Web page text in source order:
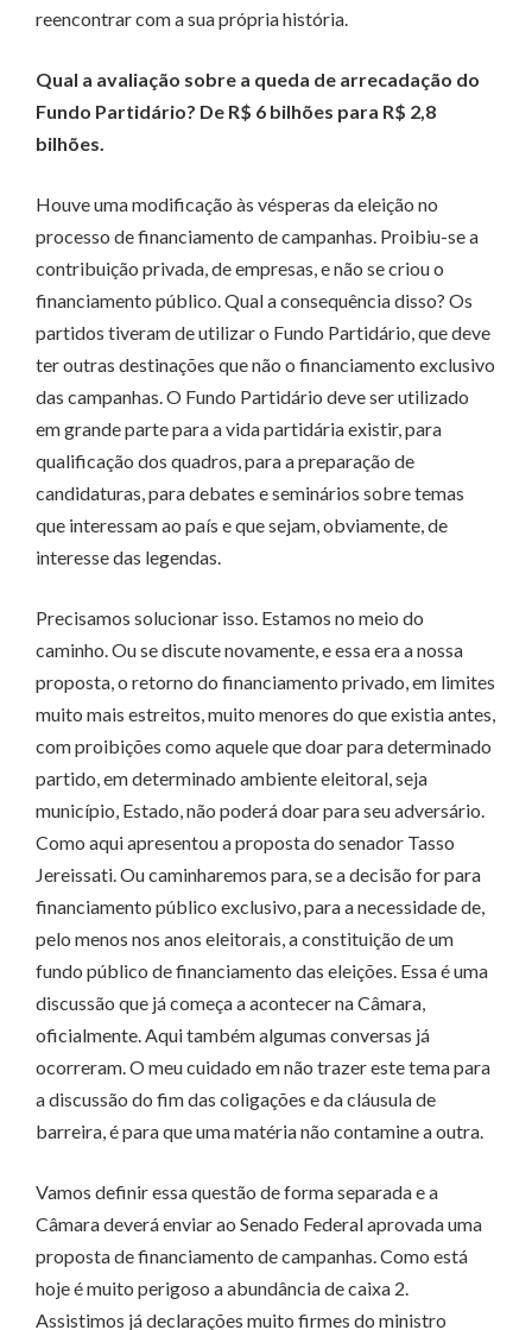
reencontrar com a sua própria história.
Qual a avaliação sobre a queda de arrecadação do
Fundo Partidário? De R$ 6 bilhões para R$ 2,8
bilhões.
Houve uma modificação às vésperas da eleição no
processo de financiamento de campanhas. Proibiu-se a
contribuição privada, de empresas, e não se criou o
financiamento público. Qual a consequência disso? Os
partidos tiveram de utilizar o Fundo Partidário, que deve
ter outras destinações que não o financiamento exclusivo
das campanhas. O Fundo Partidário deve ser utilizado
em grande parte para a vida partidária existir, para
qualificação dos quadros, para a preparação de
candidaturas, para debates e seminários sobre temas
que interessam ao país e que sejam, obviamente, de
interesse das legendas.
Precisamos solucionar isso. Estamos no meio do
caminho. Ou se discute novamente, e essa era a nossa
proposta, o retorno do financiamento privado, em limites
muito mais estreitos, muito menores do que existia antes,
com proibições como aquele que doar para determinado
partido, em determinado ambiente eleitoral, seja
município, Estado, não poderá doar para seu adversário.
Como aqui apresentou a proposta do senador Tasso
Jereissati. Ou caminharemos para, se a decisão for para
financiamento público exclusivo, para a necessidade de,
pelo menos nos anos eleitorais, a constituição de um
fundo público de financiamento das eleições. Essa é uma
discussão que já começa a acontecer na Câmara,
oficialmente. Aqui também algumas conversas já
ocorreram. O meu cuidado em não trazer este tema para
a discussão do fim das coligações e da cláusula de
barreira, é para que uma matéria não contamine a outra.
Vamos definir essa questão de forma separada e a
Câmara deverá enviar ao Senado Federal aprovada uma
proposta de financiamento de campanhas. Como está
hoje é muito perigoso a abundância de caixa 2.
Assistimos já declarações muito firmes do ministro